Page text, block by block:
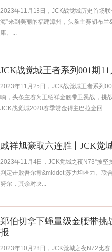
2023年11月18日，JCK战觉城历史首场
海”来到美丽的福建漳州，头条主赛胡布
康、...
JCK战觉城王者系列001期
2023年11月25日，JCK战觉城王者系列
响，头条主赛为王绍祥金腰带卫冕战，挑
JCK战觉城2020赛季赏金得主巴拉金回...
戚祥旭豪取六连胜丨JCK觉
2023年11月4日，JCK觉城之夜N73“披坚
判定击败吾尔肯&middot;苏力坦哈力、联
努尔，其余对决...
郑伯切拿下蝇量级金腰带挑
报
2023年10月28日，JCK觉城之夜N72比